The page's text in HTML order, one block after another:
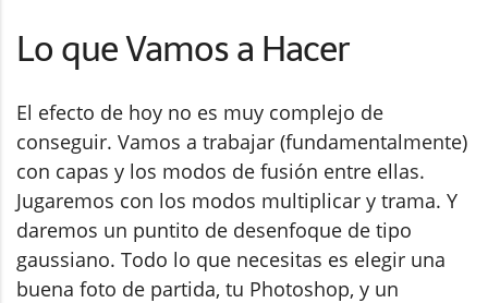
Lo que Vamos a Hacer
El efecto de hoy no es muy complejo de
conseguir. Vamos a trabajar (fundamentalmente)
con capas y los modos de fusión entre ellas.
Jugaremos con los modos multiplicar y trama. Y
daremos un puntito de desenfoque de tipo
gaussiano. Todo lo que necesitas es elegir una
buena foto de partida, tu Photoshop, y un